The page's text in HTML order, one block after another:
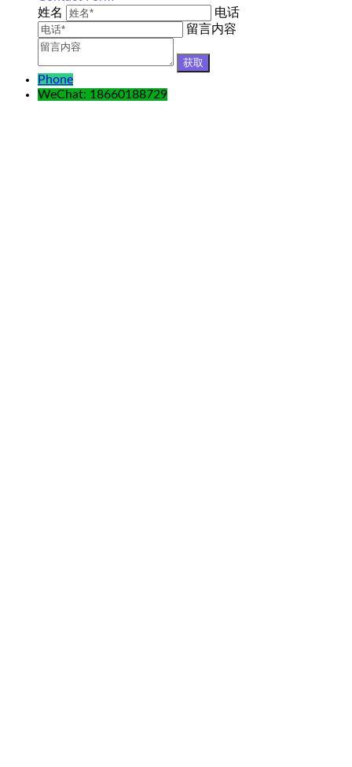
姓名
电话
留言内容
Phone
WeChat: 18660188729